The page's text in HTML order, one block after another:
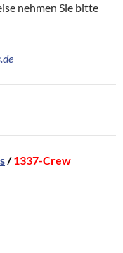
nehmen Sie bitte
/1337-Crew